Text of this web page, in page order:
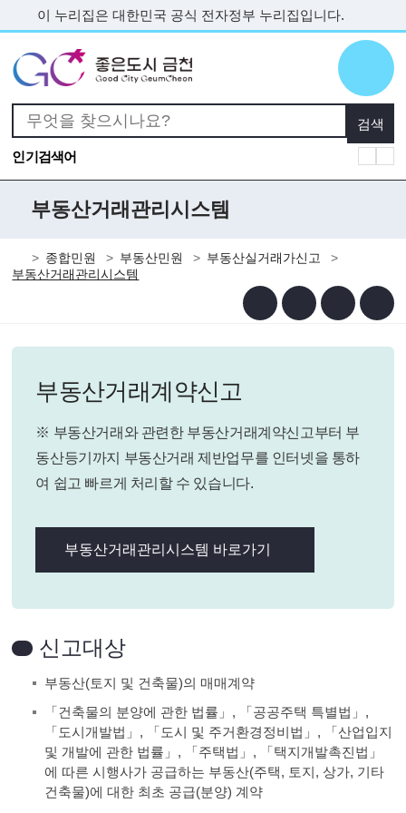
본문 바로가기
이 누리집은 대한민국 공식 전자정부 누리집입니다.
인기검색어
부동산거래관리시스템
종합민원 부동산민원
부동산실거래가신고
부동산거래관리시스템
부동산거래계약신고
※ 부동산거래와 관련한 부동산거래계약신고부터 부
동산등기까지 부동산거래 제반업무를 인터넷을 통하
여 쉽고 빠르게 처리할 수 있습니다.
부동산거래관리시스템 바로가기
신고대상
부동산(토지 및 건축물)의 매매계약
「건축물의 분양에 관한 법률」, 「공공주택 특별법」,
「도시개발법」, 「도시 및 주거환경정비법」, 「산업입지
및 개발에 관한 법률」, 「주택법」, 「택지개발촉진법」
에 따른 시행사가 공급하는 부동산(주택, 토지, 상가, 기타
건축물)에 대한 최초 공급(분양) 계약